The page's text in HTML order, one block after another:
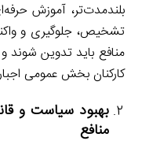
بلندمدت‌تر، آموزش
تشخیص، جلوگیری و
منافع باید تدوین شوند
کارکنان بخش عمومی
بهبود سیاست و
منافع